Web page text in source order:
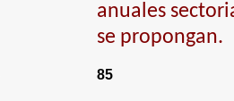
anuales
se propongan.
85